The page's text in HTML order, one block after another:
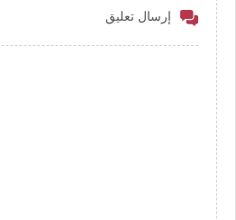
إرسال تعليق